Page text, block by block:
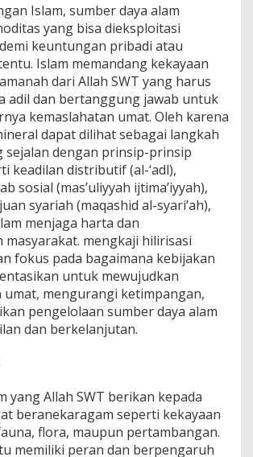
Islam, sumber daya alam
yang bisa dieksploitasi
keuntungan pribadi atau
Islam memandang kekayaan
dari Allah SWT yang harus
adil dan bertanggung jawab untuk
kemaslahatan umat. Oleh karena
dapat dilihat sebagai langkah
sejalan dengan prinsip-prinsip
keadilan distributif (al-‘adl),
sosial (mas’uliyyah ijtima’iyyah),
syariah (maqashid al-syari’ah),
menjaga harta dan
masyarakat. mengkaji hilirisasi
fokus pada bagaimana kebijakan
untuk mewujudkan
umat, mengurangi ketimpangan,
pengelolaan sumber daya alam
dan berkelanjutan.
yang Allah SWT berikan kepada
beranekaragam seperti kekayaan
flora, maupun pertambangan.
memiliki peran dan berpengaruh